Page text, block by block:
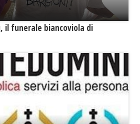
il funerale biancoviola di